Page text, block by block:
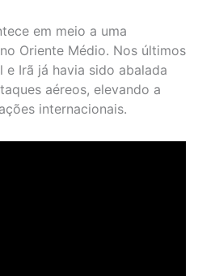
em meio a uma
Oriente Médio. Nos últimos
e Irã já havia sido abalada
aéreos, elevando a
internacionais.